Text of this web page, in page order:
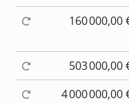
160 000,00
503 000,00
4 000 000,00